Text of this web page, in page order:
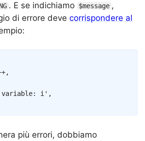
. E se indichiamo $message ,
di errore deve corrispondere al
,
variable: i' ,
più errori, dobbiamo